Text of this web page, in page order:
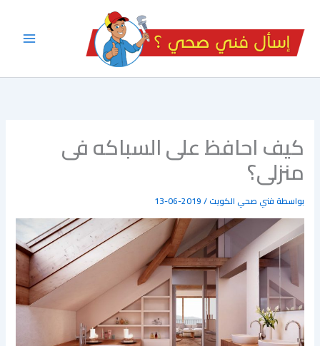
المحتوى
كيف احافظ على السباكه فى
منزلى؟
بواسطةفني صحي الكويت/
2019-06-13